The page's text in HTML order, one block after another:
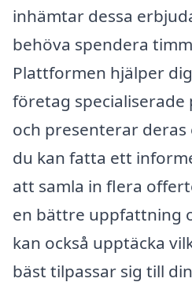
inhämtar dessa
behöva spendera
Plattformen hjälper
företag specialiserade
och presenterar
du kan fatta ett
att samla in flera
en bättre uppfattning
kan också upptäcka
bäst tilpassar sig till